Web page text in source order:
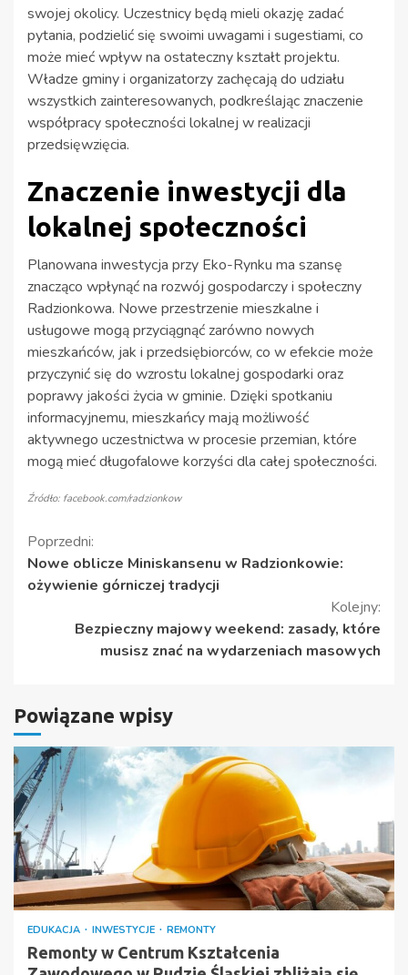
swojej okolicy. Uczestnicy będą mieli okazję zadać
pytania, podzielić się swoimi uwagami i sugestiami, co
może mieć wpływ na ostateczny kształt projektu.
Władze gminy i organizatorzy zachęcają do udziału
wszystkich zainteresowanych, podkreślając znaczenie
współpracy społeczności lokalnej w realizacji
przedsięwzięcia.
Znaczenie inwestycji dla
lokalnej społeczności
Planowana inwestycja przy Eko-Rynku ma szansę
znacząco wpłynąć na rozwój gospodarczy i społeczny
Radzionkowa. Nowe przestrzenie mieszkalne i
usługowe mogą przyciągnąć zarówno nowych
mieszkańców, jak i przedsiębiorców, co w efekcie może
przyczynić się do wzrostu lokalnej gospodarki oraz
poprawy jakości życia w gminie. Dzięki spotkaniu
informacyjnemu, mieszkańcy mają możliwość
aktywnego uczestnictwa w procesie przemian, które
mogą mieć długofalowe korzyści dla całej społeczności.
Źródło: facebook.com/radzionkow
Kontynuuj
czytanie
Poprzedni:
Nowe oblicze Miniskansenu w Radzionkowie:
ożywienie górniczej tradycji
Kolejny:
Bezpieczny majowy weekend: zasady, które
musisz znać na wydarzeniach masowych
Powiązane wpisy
EDUKACJA INWESTYCJE REMONTY
Remonty w Centrum Kształcenia